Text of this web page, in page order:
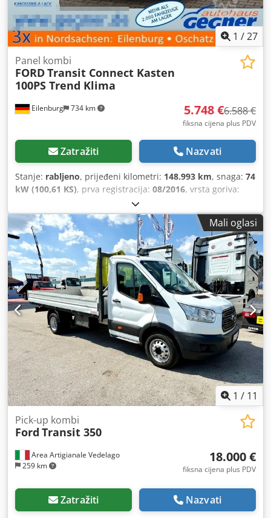
1 /27
Eilenburg 734 km
Panel kombi
FORDTransit Connect Kasten
100PS Trend Klima
5.748 €6.588 €
fiksna cijena plus PDV
Zatražiti Nazvati
Stanje: rabljeno, prijeđeni kilometri: 148.993 km, snaga: 74
kW (100,61 KS), prva registracija: 08/2016, vrsta goriva:
2.030 kg, boja:
prijenosa:mehanički, emisijska klasa:Euro 6, broj sjedala:
3, Godina proizvodnje:2016, Oprema:ABS, elektronički
program stabilnosti (ESP), filtar čestica, klima uređaj,
središnje zaključavanje,
Mali oglasi
1 / 11
Area Artigianale Vedelago
259 km
Pick-up kombi
Ford Transit 350
18.000 €
fiksna cijena plus PDV
Zatražiti Nazvati